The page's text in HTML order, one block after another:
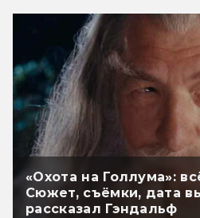
«Охота на Голлума»:
Сюжет, съёмки, дата
рассказал Гэндальф